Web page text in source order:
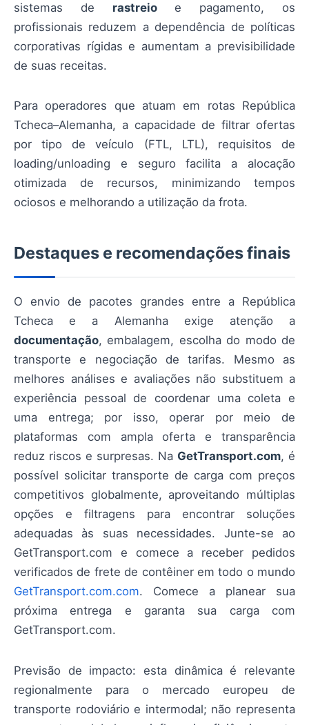
sistemas de rastreioe pagamento, os
profissionais reduzem a dependência de políticas
corporativas rígidas e aumentam a previsibilidade
de suas receitas.
Para operadores que atuam em rotas República
Tcheca–Alemanha, a capacidade de filtrar ofertas
por tipo de veículo (FTL, LTL), requisitos de
loading/unloading e seguro facilita a alocação
otimizada de recursos, minimizando tempos
ociosos e melhorando a utilização da frota.
Destaques e recomendações finais
O envio de pacotes grandes entre a República
Tcheca e a Alemanha exige atenção a
documentação, embalagem, escolha do modo de
transporte e negociação de tarifas. Mesmo as
melhores análises e avaliações não substituem a
experiência pessoal de coordenar uma coleta e
uma entrega; por isso, operar por meio de
plataformas com ampla oferta e transparência
reduz riscos e surpresas. Na GetTransport.com, é
possível solicitar transporte de carga com preços
competitivos globalmente, aproveitando múltiplas
opções e filtragens para encontrar soluções
adequadas às suas necessidades. Junte-se ao
GetTransport.com e comece a receber pedidos
verificados de frete de contêiner em todo o mundo
GetTransport.com.com. Comece a planear sua
próxima entrega e garanta sua carga com
GetTransport.com.
Previsão de impacto: esta dinâmica é relevante
regionalmente para o mercado europeu de
transporte rodoviário e intermodal; não representa